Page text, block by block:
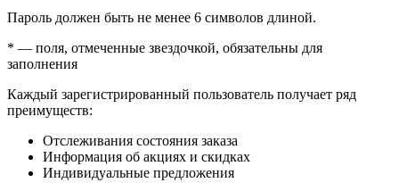
Пароль должен быть не менее 6 символов длиной.
* — поля, отмеченные звездочкой, обязательны для
заполнения
Каждый зарегистрированный пользователь получает ряд
преимуществ:
Отслеживания состояния заказа
Информация об акциях и скидках
Индивидуальные предложения